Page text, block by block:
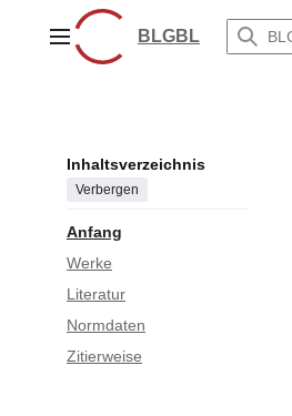
springenHauptmenüBLGBL
Inhaltsverzeichnis
Verbergen
Anfang
Werke
Literatur
Normdaten
Zitierweise